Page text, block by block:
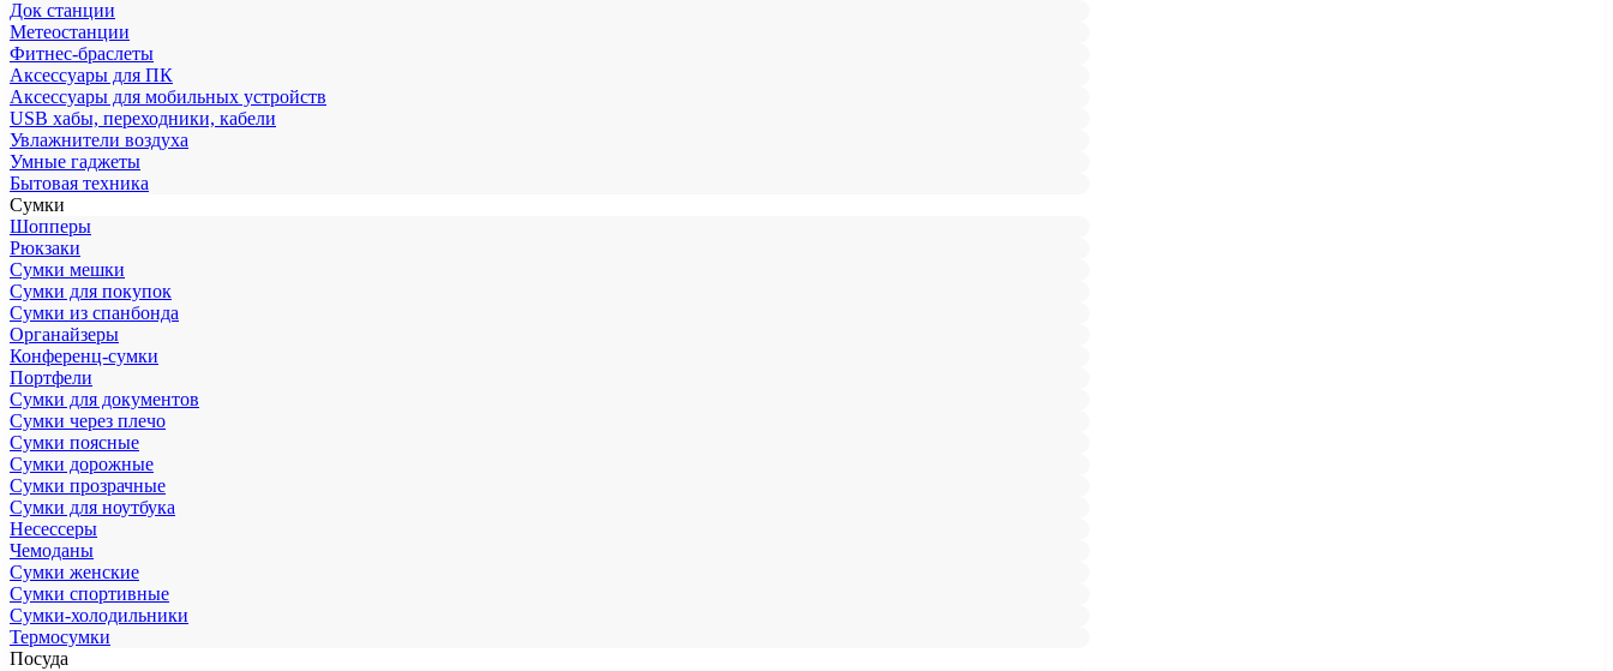
Док станции
Метеостанции
Фитнес-браслеты
Аксессуары для ПК
Аксессуары для мобильных устройств
USB хабы, переходники, кабели
Увлажнители воздуха
Умные гаджеты
Бытовая техника
Сумки
Шопперы
Рюкзаки
Сумки мешки
Сумки для покупок
Сумки из спанбонда
Органайзеры
Конференц-сумки
Портфели
Сумки для документов
Сумки через плечо
Сумки поясные
Сумки дорожные
Сумки прозрачные
Сумки для ноутбука
Несессеры
Чемоданы
Сумки женские
Сумки спортивные
Сумки-холодильники
Термосумки
Посуда